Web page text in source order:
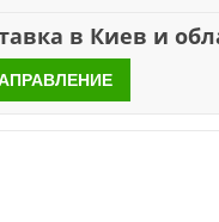
since 1999
в Киев и